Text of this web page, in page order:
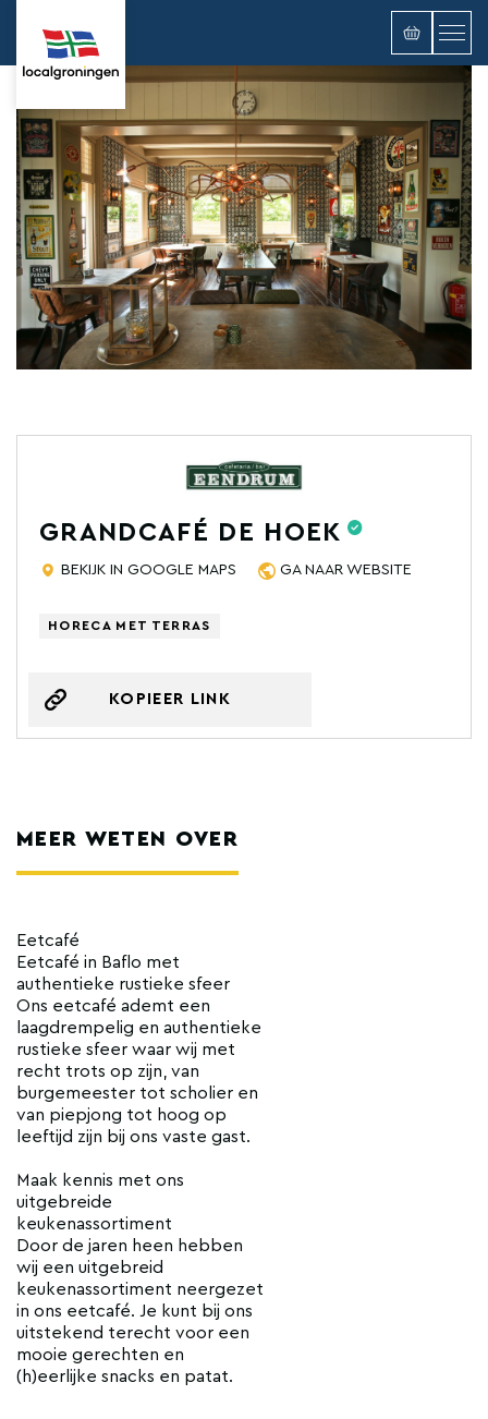
GRANDCAFÉ DE HOEK
BEKIJK IN GOOGLE MAPS GA NAAR WEBSITE
HORECA MET TERRAS
KOPIEER LINK
MEER WETEN OVER
Eetcafé
Eetcafé in Baflo met
authentieke rustieke sfeer
Ons eetcafé ademt een
laagdrempelig en authentieke
rustieke sfeer waar wij met
recht trots op zijn, van
burgemeester tot scholier en
van piepjong tot hoog op
leeftijd zijn bij ons vaste gast.
Maak kennis met ons
uitgebreide
keukenassortiment
Door de jaren heen hebben
wij een uitgebreid
keukenassortiment neergezet
in ons eetcafé. Je kunt bij ons
uitstekend terecht voor een
mooie gerechten en
(h)eerlijke snacks en patat.